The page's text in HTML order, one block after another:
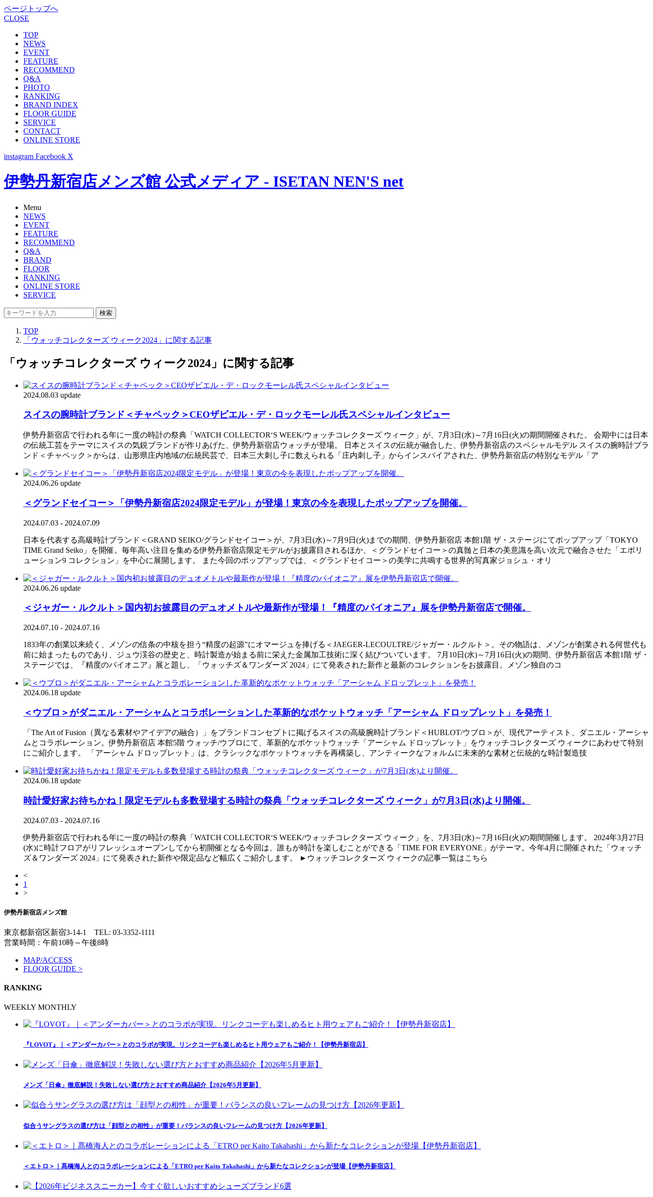
ページトップへ
CLOSE
TOP
NEWS
EVENT
FEATURE
RECOMMEND
Q&A
PHOTO
RANKING
BRAND INDEX
FLOOR GUIDE
SERVICE
CONTACT
ONLINE STORE
instagram Facebook X
伊勢丹新宿店メンズ館 公式メディア - ISETAN NEN'S net
Menu
NEWS
EVENT
FEATURE
RECOMMEND
Q&A
BRAND
FLOOR
RANKING
ONLINE STORE
SERVICE
検索
TOP
「ウォッチコレクターズ ウィーク2024」に関する記事
「ウォッチコレクターズ ウィーク2024」に関する記事
2024.08.03 update
スイスの腕時計ブランド＜チャペック＞CEOザビエル・デ・ロックモーレル氏スペシャルインタビュー
伊勢丹新宿店で行われる年に一度の時計の祭典「WATCH COLLECTOR‘S WEEK/ウォッチコレクターズ ウィーク」が、7月3日(水)～7月16日(火)の期間開催された。 会期中には日本
の伝統工芸をテーマにスイスの気鋭ブランドが作りあげた、伊勢丹新宿店ウォッチが登場。 日本とスイスの伝統が融合した、伊勢丹新宿店のスペシャルモデル スイスの腕時計ブラ
ンド＜チャペック＞からは、山形県庄内地域の伝統民芸で、日本三大刺し子に数えられる「庄内刺し子」からインスパイアされた、伊勢丹新宿店の特別なモデル「ア
2024.06.26 update
＜グランドセイコー＞「伊勢丹新宿店2024限定モデル」が登場！東京の今を表現したポップアップを開催。
2024.07.03 - 2024.07.09
日本を代表する高級時計ブランド＜GRAND SEIKO/グランドセイコー＞が、7月3日(水)～7月9日(火)までの期間、伊勢丹新宿店 本館1階 ザ・ステージにてポップアップ「TOKYO
TIME Grand Seiko」を開催。毎年高い注目を集める伊勢丹新宿店限定モデルがお披露目されるほか、＜グランドセイコー＞の真髄と日本の美意識を高い次元で融合させた「エボリ
ューション9 コレクション」を中心に展開します。 また今回のポップアップでは、＜グランドセイコー＞の美学に共鳴する世界的写真家ジョシュ・オリ
2024.06.26 update
＜ジャガー・ルクルト＞国内初お披露目のデュオメトルや最新作が登場！『精度のパイオニア』展を伊勢丹新宿店で開催。
2024.07.10 - 2024.07.16
1833年の創業以来続く、メゾンの信条の中核を担う“精度の起源”にオマージュを捧げる＜JAEGER-LECOULTRE/ジャガー・ルクルト＞。その物語は、メゾンが創業される何世代も
前に始まったものであり、ジュウ渓谷の歴史と、時計製造が始まる前に栄えた金属加工技術に深く結びついています。 7月10日(水)～7月16日(火)の期間、伊勢丹新宿店 本館1階 ザ・
ステージでは、『精度のパイオニア』展と題し、「ウォッチズ＆ワンダーズ 2024」にて発表された新作と最新のコレクションをお披露目。メゾン独自のコ
2024.06.18 update
＜ウブロ＞がダニエル・アーシャムとコラボレーションした革新的なポケットウォッチ「アーシャム ドロップレット」を発売！
「The Art of Fusion（異なる素材やアイデアの融合）」をブランドコンセプトに掲げるスイスの高級腕時計ブランド＜HUBLOT/ウブロ＞が、現代アーティスト、ダニエル・アーシャ
ムとコラボレーション。伊勢丹新宿店 本館5階 ウォッチ/ウブロにて、革新的なポケットウォッチ「アーシャム ドロップレット」をウォッチコレクターズ ウィークにあわせて特別
にご紹介します。 「アーシャム ドロップレット」は、クラシックなポケットウォッチを再構築し、アンティークなフォルムに未来的な素材と伝統的な時計製造技
2024.06.18 update
時計愛好家お待ちかね！限定モデルも多数登場する時計の祭典「ウォッチコレクターズ ウィーク」が7月3日(水)より開催。
2024.07.03 - 2024.07.16
伊勢丹新宿店で行われる年に一度の時計の祭典「WATCH COLLECTOR‘S WEEK/ウォッチコレクターズ ウィーク」を、7月3日(水)～7月16日(火)の期間開催します。 2024年3月27日
(水)に時計フロアがリフレッシュオープンしてから初開催となる今回は、誰もが時計を楽しむことができる「TIME FOR EVERYONE」がテーマ。今年4月に開催された「ウォッチ
ズ＆ワンダーズ 2024」にて発表された新作や限定品など幅広くご紹介します。 ►ウォッチコレクターズ ウィークの記事一覧はこちら
<
1
>
伊勢丹新宿店メンズ館
東京都新宿区新宿3-14-1 TEL: 03-3352-1111
営業時間：午前10時～午後8時
MAP/ACCESS
FLOOR GUIDE >
RANKING
WEEKLY MONTHLY
『LOVOT』｜＜アンダーカバー＞とのコラボが実現。リンクコーデも楽しめるヒト用ウェアもご紹介！【伊勢丹新宿店】
メンズ「日傘」徹底解説！失敗しない選び方とおすすめ商品紹介【2026年5月更新】
似合うサングラスの選び方は「顔型との相性」が重要！バランスの良いフレームの見つけ方【2026年更新】
＜エトロ＞｜髙橋海人とのコラボレーションによる「ETRO per Kaito Takahashi」から新たなコレクションが登場【伊勢丹新宿店】